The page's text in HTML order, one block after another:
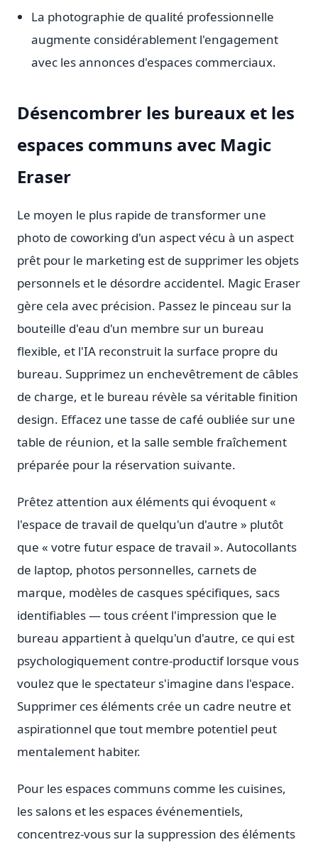
La photographie de qualité professionnelle
augmente considérablement l'engagement
avec les annonces d'espaces commerciaux.
Désencombrer les bureaux et les
espaces communs avec Magic
Eraser
Le moyen le plus rapide de transformer une
photo de coworking d'un aspect vécu à un aspect
prêt pour le marketing est de supprimer les objets
personnels et le désordre accidentel. Magic Eraser
gère cela avec précision. Passez le pinceau sur la
bouteille d'eau d'un membre sur un bureau
flexible, et l'IA reconstruit la surface propre du
bureau. Supprimez un enchevêtrement de câbles
de charge, et le bureau révèle sa véritable finition
design. Effacez une tasse de café oubliée sur une
table de réunion, et la salle semble fraîchement
préparée pour la réservation suivante.
Prêtez attention aux éléments qui évoquent «
l'espace de travail de quelqu'un d'autre » plutôt
que « votre futur espace de travail ». Autocollants
de laptop, photos personnelles, carnets de
marque, modèles de casques spécifiques, sacs
identifiables — tous créent l'impression que le
bureau appartient à quelqu'un d'autre, ce qui est
psychologiquement contre-productif lorsque vous
voulez que le spectateur s'imagine dans l'espace.
Supprimer ces éléments crée un cadre neutre et
aspirationnel que tout membre potentiel peut
mentalement habiter.
Pour les espaces communs comme les cuisines,
les salons et les espaces événementiels,
concentrez-vous sur la suppression des éléments